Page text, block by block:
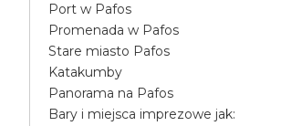
Port w Pafos
Promenada w Pafos
Stare miasto Pafos
Katakumby
Panorama na Pafos
Bary i miejsca imprezowe jak: